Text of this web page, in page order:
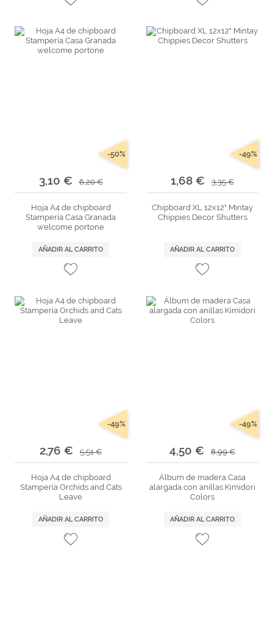
3,10 € 6,20 €
-50%
Hoja A4 de chipboard
Stampería Casa Granada
welcome portone
AÑADIR AL CARRITO
1,68 € 3,35 €
-49%
Chipboard XL 12x12" Mintay
Chippies Decor Shutters
AÑADIR AL CARRITO
2,76 € 5,51 €
-49%
Hoja A4 de chipboard
Stampería Orchids and Cats
Leave
AÑADIR AL CARRITO
4,50 € 8,99 €
-49%
Álbum de madera Casa
alargada con anillas Kimidori
Colors
AÑADIR AL CARRITO